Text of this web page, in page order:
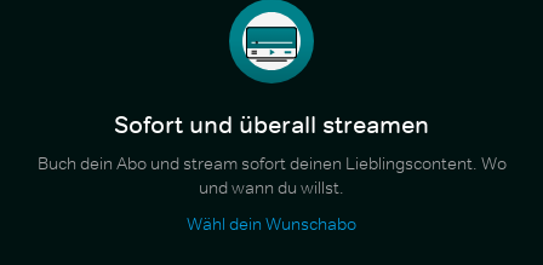
Sofort und überall streamen
Buch dein Abo und stream sofort deinen Lieblingscontent. Wo
und wann du willst.
Wähl dein Wunschabo